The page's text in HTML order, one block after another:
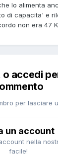
lo alimenta
di capacita' e
non era 47
accedi
per lasciare
un account
nella
facile!